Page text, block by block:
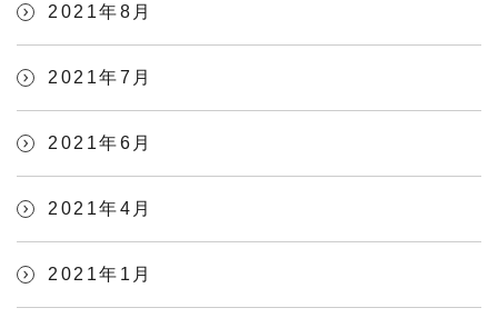
2021年8月
2021年7月
2021年6月
2021年4月
2021年1月